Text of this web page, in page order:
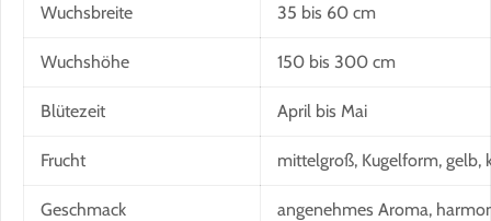
Wuchsbreite 35 bis 60 cm
Wuchshöhe 150 bis 300 cm
Blütezeit April bis Mai
Frucht mittelgroß, Kugelform, gelb,
Geschmack angenehmes Aroma,